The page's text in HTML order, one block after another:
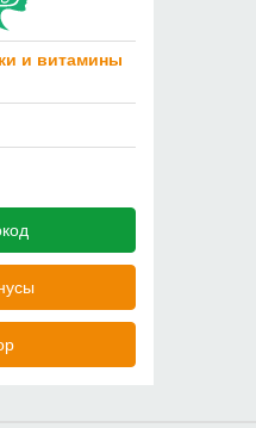
и витамины